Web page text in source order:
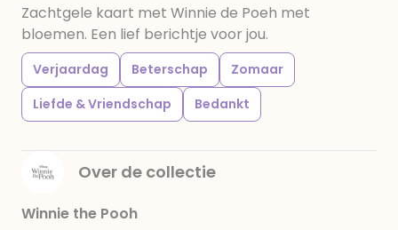
Zachtgele kaart met Winnie de Poeh met
bloemen. Een lief berichtje voor jou.
Verjaardag Beterschap
Zomaar
Liefde & Vriendschap
Bedankt
Over de collectie
Winnie the Pooh